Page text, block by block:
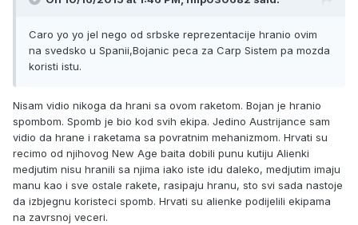
Caro yo yo jel nego od srbske reprezentacije hranio ovim
na svedsko u Spanii,Bojanic peca za Carp Sistem pa mozda
koristi istu.
Nisam vidio nikoga da hrani sa ovom raketom. Bojan je hranio
spombom. Spomb je bio kod svih ekipa. Jedino Austrijance sam
vidio da hrane i raketama sa povratnim mehanizmom. Hrvati su
recimo od njihovog New Age baita dobili punu kutiju Alienki
medjutim nisu hranili sa njima iako iste idu daleko, medjutim imaju
manu kao i sve ostale rakete, rasipaju hranu, sto svi sada nastoje
da izbjegnu koristeci spomb. Hrvati su alienke podijelili ekipama
na zavrsnoj veceri.